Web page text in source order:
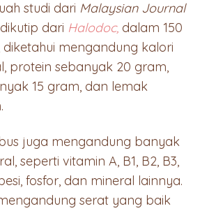
studi dari Malaysian Journal
dari Halodoc, dalam 150
mengandung kalori
protein sebanyak 20 gram,
15 gram, dan lemak
juga mengandung banyak
seperti vitamin A, B1, B2, B3,
fosfor, dan mineral lainnya.
serat yang baik